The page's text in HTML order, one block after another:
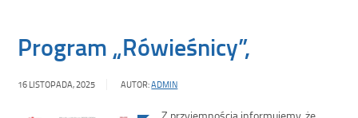
Program „Rówieśnicy”,
16 LISTOPADA, 2025 AUTOR:ADMIN